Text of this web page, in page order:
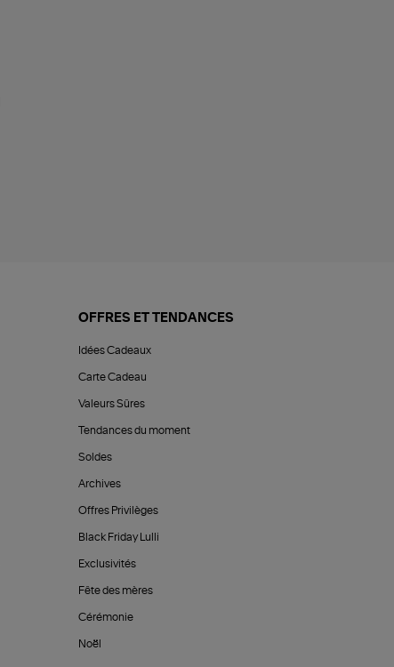
OFFRES ET TENDANCES
Idées Cadeaux
Carte Cadeau
Valeurs Sûres
Tendances du moment
Soldes
Archives
Offres Privilèges
Black Friday Lulli
Exclusivités
Fête des mères
Cérémonie
Noël